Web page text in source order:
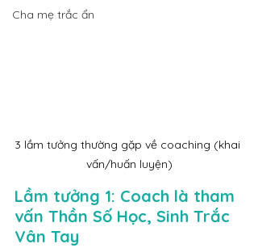
Cha mẹ trắc ẩn
3 lầm tưởng thường gặp về coaching (khai
vấn/huấn luyện)
Lầm tưởng 1: Coach là tham
vấn Thần Số Học, Sinh Trắc
Vân Tay